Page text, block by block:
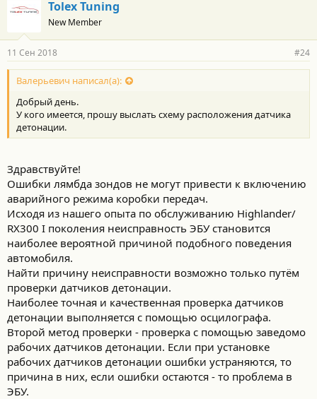
Tolex Tuning
New Member
11 Сен 2018 #24
Валерьевич написал(а):
Добрый день.
У кого имеется, прошу выслать схему расположения датчика
детонации.
Здравствуйте!
Ошибки лямбда зондов не могут привести к включению
аварийного режима коробки передач.
Исходя из нашего опыта по обслуживанию Highlander/
RX300 I поколения неисправность ЭБУ становится
наиболее вероятной причиной подобного поведения
автомобиля.
Найти причину неисправности возможно только путём
проверки датчиков детонации.
Наиболее точная и качественная проверка датчиков
детонации выполняется с помощью осцилографа.
Второй метод проверки - проверка с помощью заведомо
рабочих датчиков детонации. Если при установке
рабочих датчиков детонации ошибки устраняются, то
причина в них, если ошибки остаются - то проблема в
ЭБУ.